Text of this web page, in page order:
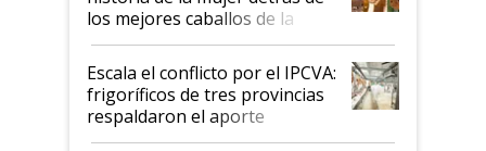
los mejores caballos de la
Argentina y los mitos que
todavía hacen sufrir a estos
animales: "Mientras me
descalificaban, yo seguí
haciendo currículum"
Escala el conflicto por el IPCVA:
frigoríficos de tres provincias
respaldaron el aporte
obligatorio